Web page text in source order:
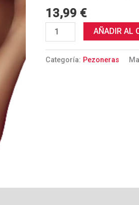
13,99 €
AÑADIR AL
Categoría: Pezoneras